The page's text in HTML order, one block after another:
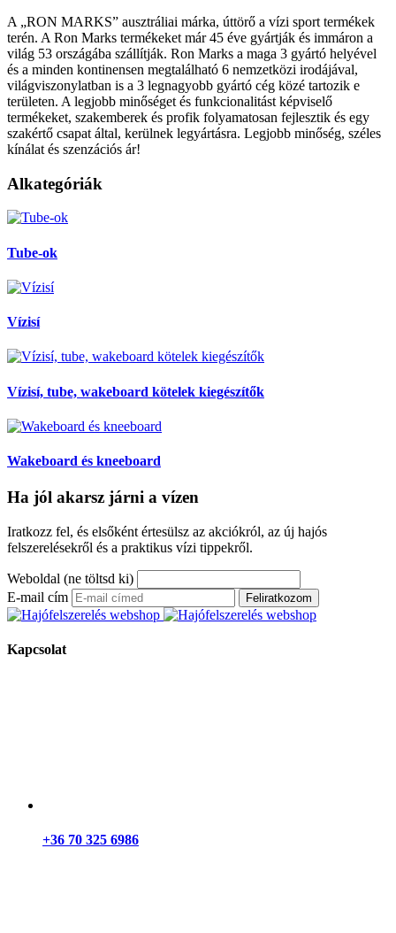
A „RON MARKS” ausztráliai márka, úttörő a vízi sport termékek
terén. A Ron Marks termékeket már 45 éve gyártják és immáron a
világ 53 országába szállítják. Ron Marks a maga 3 gyártó helyével
és a minden kontinensen megtalálható 6 nemzetközi irodájával,
világviszonylatban is a 3 legnagyobb gyártó cég közé tartozik e
területen. A legjobb minőséget és funkcionalitást képviselő
termékeket, szakemberek és profik folyamatosan fejlesztik és egy
szakértő csapat által, kerülnek legyártásra. Legjobb minőség, széles
kínálat és szenzációs ár!
Alkategóriák
Tube-ok
Vízisí
Vízisí, tube, wakeboard kötelek kiegészítők
Wakeboard és kneeboard
Ha jól akarsz járni a vízen
Iratkozz fel, és elsőként értesülsz az akciókról, az új hajós
felszerelésekről és a praktikus vízi tippekről.
Weboldal (ne töltsd ki)
E-mail cím
Feliratkozom
Kapcsolat
+36 70 325 6986